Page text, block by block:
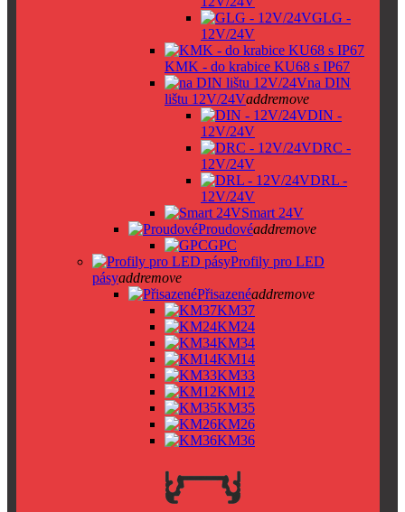
GLG -
12V/24V
KMK - do krabice KU68 s IP67
na DIN
lištu 12V/24Vaddremove
DIN -
12V/24V
DRC -
12V/24V
DRL -
12V/24V
Smart 24V
Proudovéaddremove
GPC
Profily pro LED
pásyaddremove
Přisazenéaddremove
KM37
KM24
KM34
KM14
KM33
KM12
KM35
KM26
KM36